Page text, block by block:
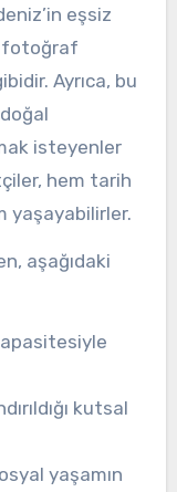
eşsiz
fotoğraf
Ayrıca, bu
isteyenler
hem tarih
yaşayabilirler.
aşağıdaki
kutsal
yaşamın